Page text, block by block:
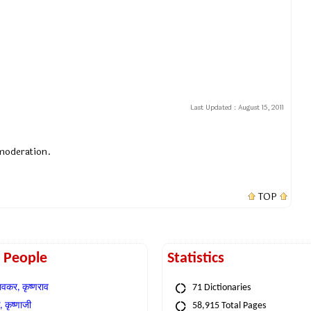
Last Updated : August 15, 2011
TOP
People
कृष्णराव
Statistics
71 Dictionaries
58,915 Total Pages